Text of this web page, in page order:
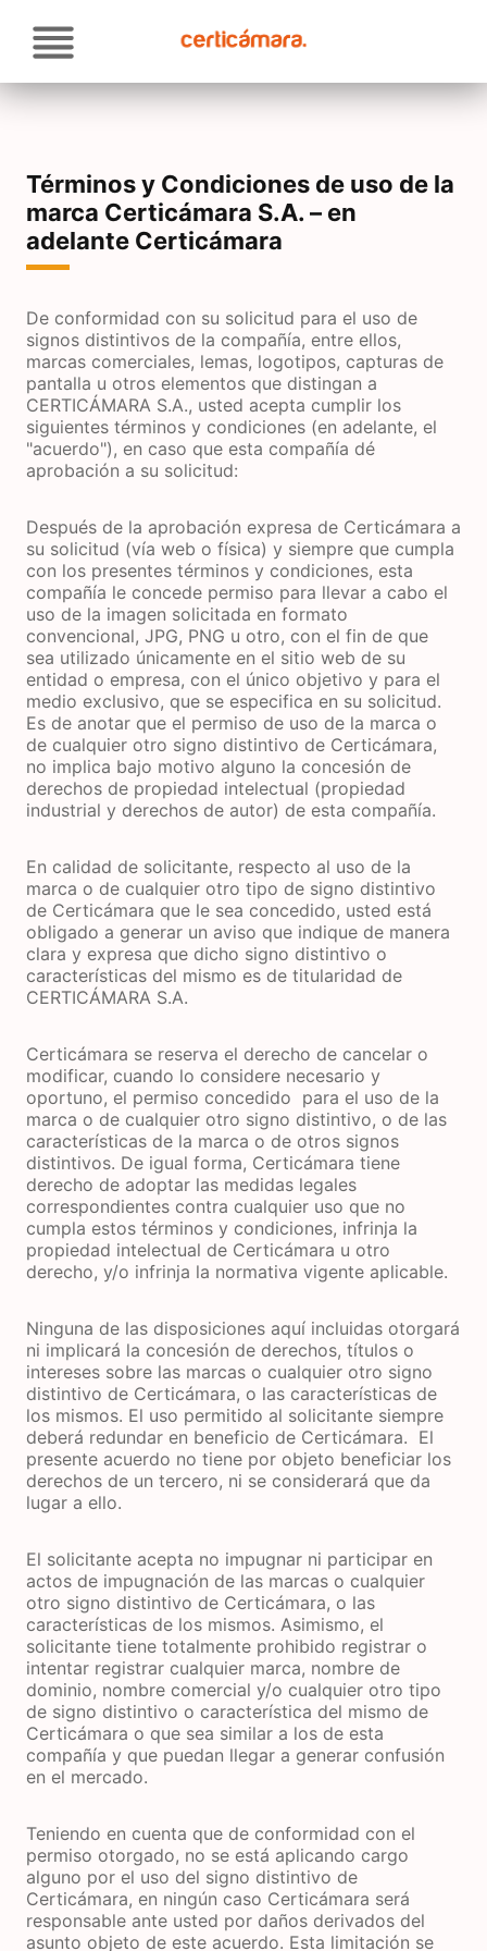
al
contenido
Soluciones
Atención al cliente
Términos y Condiciones de uso de la
marca Certicámara S.A. – en
adelante Certicámara
De conformidad con su solicitud para el uso de
signos distintivos de la compañía, entre ellos,
marcas comerciales, lemas, logotipos, capturas de
pantalla u otros elementos que distingan a
CERTICÁMARA S.A., usted acepta cumplir los
siguientes términos y condiciones (en adelante, el
"acuerdo"), en caso que esta compañía dé
aprobación a su solicitud:
Después de la aprobación expresa de Certicámara a
su solicitud (vía web o física) y siempre que cumpla
con los presentes términos y condiciones, esta
compañía le concede permiso para llevar a cabo el
uso de la imagen solicitada en formato
convencional, JPG, PNG u otro, con el fin de que
sea utilizado únicamente en el sitio web de su
entidad o empresa, con el único objetivo y para el
medio exclusivo, que se especifica en su solicitud.
Es de anotar que el permiso de uso de la marca o
de cualquier otro signo distintivo de Certicámara,
no implica bajo motivo alguno la concesión de
derechos de propiedad intelectual (propiedad
industrial y derechos de autor) de esta compañía.
En calidad de solicitante, respecto al uso de la
marca o de cualquier otro tipo de signo distintivo
de Certicámara que le sea concedido, usted está
obligado a generar un aviso que indique de manera
clara y expresa que dicho signo distintivo o
características del mismo es de titularidad de
CERTICÁMARA S.A.
Certicámara se reserva el derecho de cancelar o
modificar, cuando lo considere necesario y
oportuno, el permiso concedido para el uso de la
marca o de cualquier otro signo distintivo, o de las
características de la marca o de otros signos
distintivos. De igual forma, Certicámara tiene
derecho de adoptar las medidas legales
correspondientes contra cualquier uso que no
cumpla estos términos y condiciones, infrinja la
propiedad intelectual de Certicámara u otro
derecho, y/o infrinja la normativa vigente aplicable.
Ninguna de las disposiciones aquí incluidas otorgará
ni implicará la concesión de derechos, títulos o
intereses sobre las marcas o cualquier otro signo
distintivo de Certicámara, o las características de
los mismos. El uso permitido al solicitante siempre
deberá redundar en beneficio de Certicámara. El
presente acuerdo no tiene por objeto beneficiar los
derechos de un tercero, ni se considerará que da
lugar a ello.
El solicitante acepta no impugnar ni participar en
actos de impugnación de las marcas o cualquier
otro signo distintivo de Certicámara, o las
características de los mismos. Asimismo, el
solicitante tiene totalmente prohibido registrar o
intentar registrar cualquier marca, nombre de
dominio, nombre comercial y/o cualquier otro tipo
de signo distintivo o característica del mismo de
Certicámara o que sea similar a los de esta
compañía y que puedan llegar a generar confusión
en el mercado.
Teniendo en cuenta que de conformidad con el
permiso otorgado, no se está aplicando cargo
alguno por el uso del signo distintivo de
Certicámara, en ningún caso Certicámara será
responsable ante usted por daños derivados del
asunto objeto de este acuerdo. Esta limitación se